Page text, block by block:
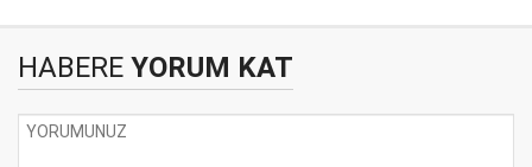
HABERE YORUM KAT